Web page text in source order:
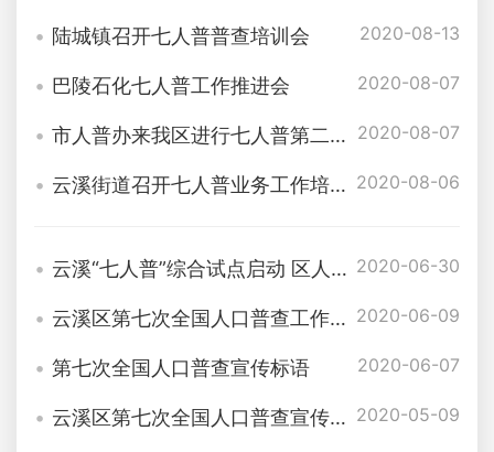
陆城镇召开七人普普查培训会 2020-08-13
巴陵石化七人普工作推进会 2020-08-07
市人普办来我区进行七人普第二轮现场督导调研 2020-08-07
云溪街道召开七人普业务工作培训会 2020-08-06
云溪“七人普”综合试点启动 区人普办组织召开业务培训会 2020-06-30
云溪区第七次全国人口普查工作有序推进 2020-06-09
第七次全国人口普查宣传标语 2020-06-07
云溪区第七次全国人口普查宣传工作方案 2020-05-09